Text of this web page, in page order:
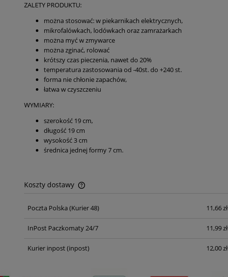
ZALETY PRODUKTU:
można stosować: w piekarnikach elektrycznych,
mikrofalówkach, lodówkach oraz zamrażarkach
można myć w zmywarce
można zginać, rolować
krótszy czas pieczenia, nawet do 20%
temperatura zastosowania od -40st. do +240 st.
forma nie chłonie zapachów,
łatwa w czyszczeniu
WYMIARY:
szerokość 19 cm,
długość 19 cm
wysokość 3 cm
średnica jednej formy 7 cm.
Koszty dostawy
Cena nie zawiera ewentualnych kosztów
Poczta Polska (Kurier 48) 11,66 zł
InPost Paczkomaty 24/7 11,99 zł
Kurier inpost(inpost) 12,00 zł